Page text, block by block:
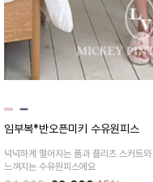
임부복*반오픈미키 수유원피스
넉넉하게 떨어지는 품과 플리츠 스커트
느껴지는 수유원피스에요